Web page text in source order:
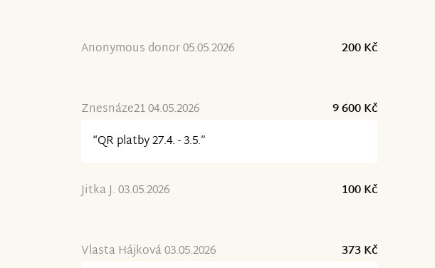
Anonymous donor 05.05.2026 200 Kč
Znesnáze21 04.05.2026
9 600 Kč
“QR platby 27.4. - 3.5.”
Jitka J. 03.05.2026 100 Kč
Vlasta Hájková 03.05.2026
373 Kč